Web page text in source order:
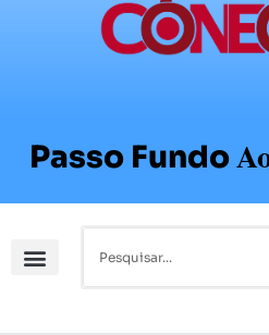
Passo Fundo